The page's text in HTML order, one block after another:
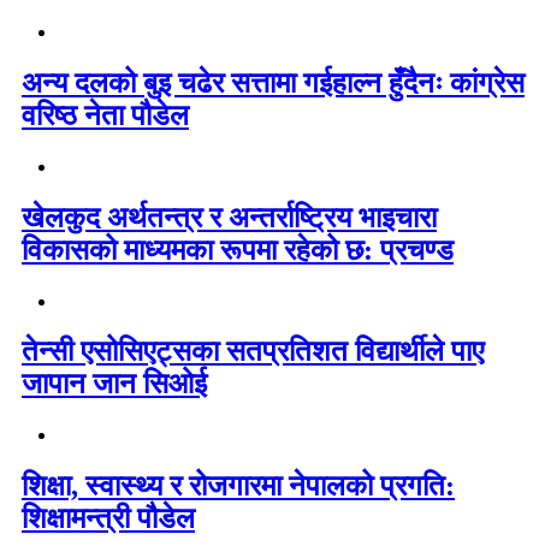
अन्य दलको बुइ चढेर सत्तामा गईहाल्न हुँदैनः कांग्रेस
वरिष्ठ नेता पौडेल
खेलकुद अर्थतन्त्र र अन्तर्राष्ट्रिय भाइचारा
विकासको माध्यमका रूपमा रहेको छ: प्रचण्ड
तेन्सी एसोसिएट्सका सतप्रतिशत विद्यार्थीले पाए
जापान जान सिओई
शिक्षा, स्वास्थ्य र रोजगारमा नेपालको प्रगति:
शिक्षामन्त्री पौडेल